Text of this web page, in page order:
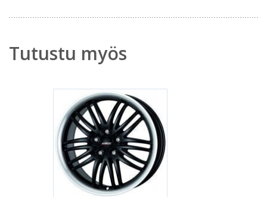
Tutustu myös